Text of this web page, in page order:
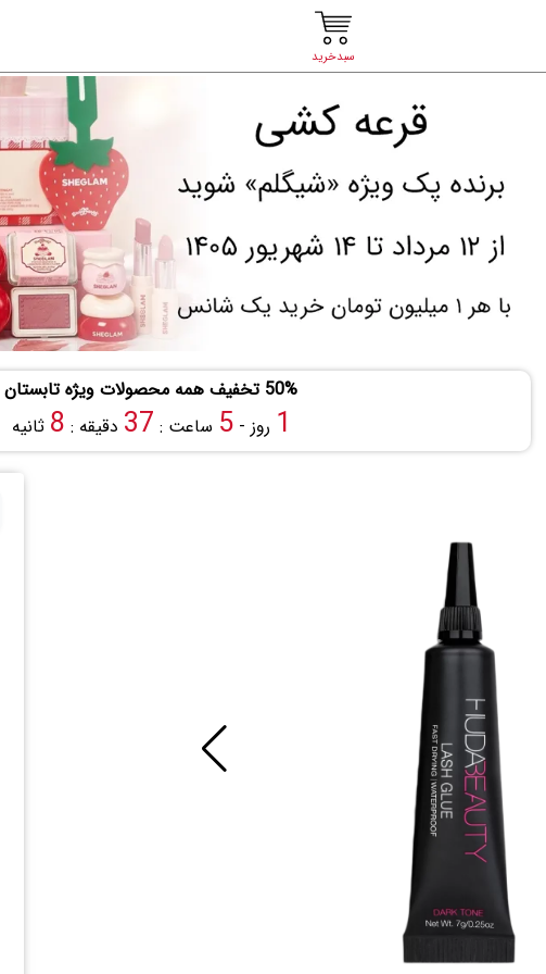
سبدخرید
50% تخفیف همه محصولات ویژه تابستان
1 روز -5 ساعت : 37 دقیقه : 7 ثانیه